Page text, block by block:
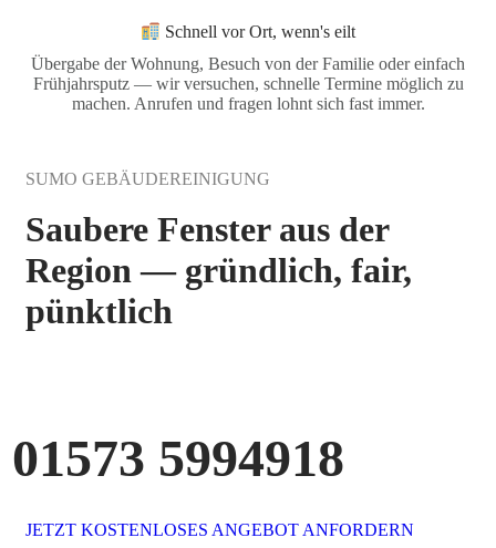
Schnell vor Ort, wenn's eilt
Übergabe der Wohnung, Besuch von der Familie oder einfach
Frühjahrsputz — wir versuchen, schnelle Termine möglich zu
machen. Anrufen und fragen lohnt sich fast immer.
SUMO GEBÄUDEREINIGUNG
Saubere Fenster aus der
Region — gründlich, fair,
pünktlich
01573 5994918
JETZT KOSTENLOSES ANGEBOT ANFORDERN